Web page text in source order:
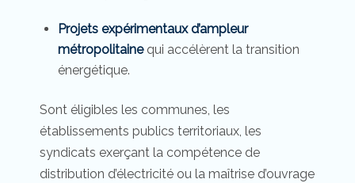
Projets expérimentaux d’ampleur
métropolitainequi accélèrent la transition
énergétique.
Sont éligibles les communes, les
établissements publics territoriaux, les
syndicats exerçant la compétence de
distribution d’électricité ou la maîtrise d’ouvrage